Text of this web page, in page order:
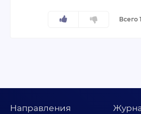
Всего
Направления